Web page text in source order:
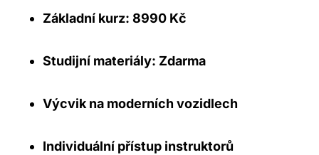
Základní kurz: 8990 Kč
Studijní materiály: Zdarma
Výcvik na moderních vozidlech
Individuální přístup instruktorů